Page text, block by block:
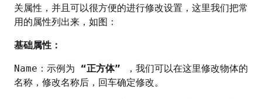
关属性，并且可以很方便的进行修改设置，这里我们把常
用的属性列出来，如图：
基础属性：
Name：示例为 “正方体” ，我们可以在这里修改物体的
名称，修改名称后，回车确定修改。